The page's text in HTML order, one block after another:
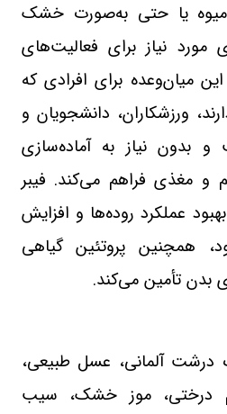
یا حتی به‌صورت خشک
نیاز برای فعالیت‌های
میان‌وعده برای افرادی که
ورزشکاران، دانشجویان و
بدون نیاز به آماده‌سازی
و مغذی فراهم می‌کند. فیبر
عملکرد روده‌ها و افزایش
همچنین پروتئین گیاهی
بدن تأمین می‌کند.
آلمانی، عسل طبیعی،
درختی، موز خشک، سیب